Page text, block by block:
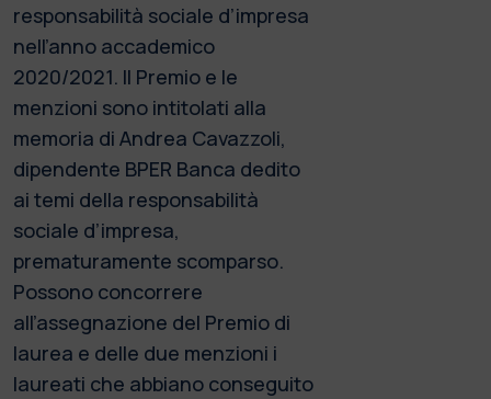
responsabilità sociale d’impresa
nell’anno accademico
2020/2021. Il Premio e le
menzioni sono intitolati alla
memoria di Andrea Cavazzoli,
dipendente BPER Banca dedito
ai temi della responsabilità
sociale d’impresa,
prematuramente scomparso.
Possono concorrere
all’assegnazione del Premio di
laurea e delle due menzioni i
laureati che abbiano conseguito